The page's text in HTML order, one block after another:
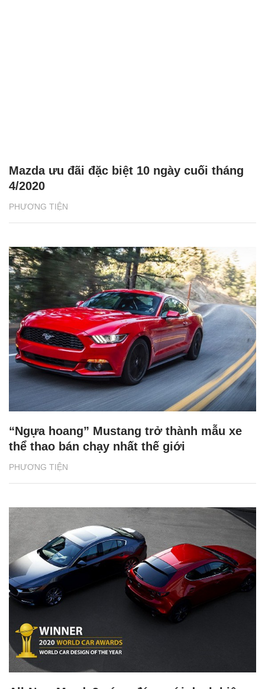
PHƯƠNG TIỆN
Mazda ưu đãi đặc biệt 10 ngày cuối tháng
4/2020
PHƯƠNG TIỆN
“Ngựa hoang” Mustang trở thành mẫu xe
thể thao bán chạy nhất thế giới